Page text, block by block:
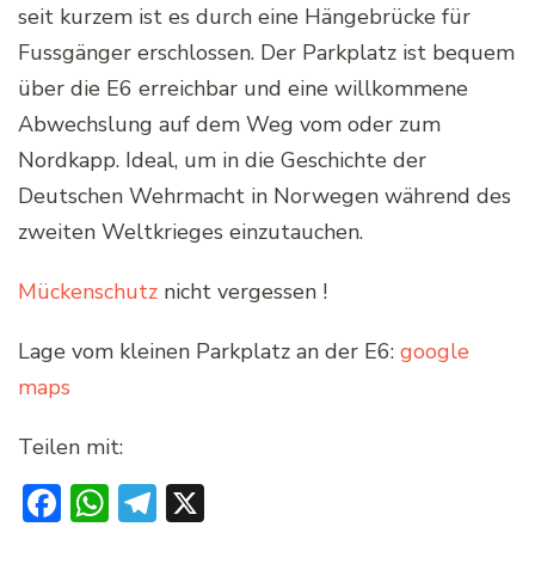
seit kurzem ist es durch eine Hängebrücke für
Fussgänger erschlossen. Der Parkplatz ist bequem
über die E6 erreichbar und eine willkommene
Abwechslung auf dem Weg vom oder zum
Nordkapp. Ideal, um in die Geschichte der
Deutschen Wehrmacht in Norwegen während des
zweiten Weltkrieges einzutauchen.
Mückenschutz nicht vergessen !
Lage vom kleinen Parkplatz an der E6: google
maps
Teilen mit:
Facebook
WhatsApp
Telegram